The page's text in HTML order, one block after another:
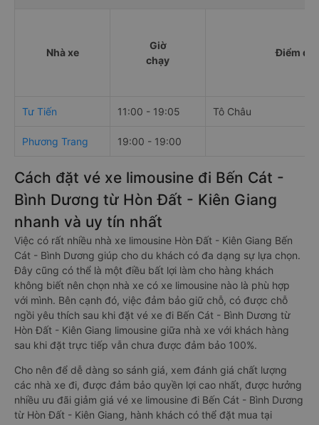
Nhà xe
Giờ
chạy
Điểm đi
Tư Tiến 11:00 - 19:05 Tô Châu
Phương Trang 19:00 - 19:00
Cách đặt vé xe limousine đi Bến Cát -
Bình Dương từ Hòn Đất - Kiên Giang
nhanh và uy tín nhất
Việc có rất nhiều nhà xe limousine Hòn Đất - Kiên Giang Bến
Cát - Bình Dương giúp cho du khách có đa dạng sự lựa chọn.
Đây cũng có thể là một điều bất lợi làm cho hàng khách
không biết nên chọn nhà xe có xe limousine nào là phù hợp
với mình. Bên cạnh đó, việc đảm bảo giữ chỗ, có được chỗ
ngồi yêu thích sau khi đặt vé xe đi Bến Cát - Bình Dương từ
Hòn Đất - Kiên Giang limousine giữa nhà xe với khách hàng
sau khi đặt trực tiếp vẫn chưa được đảm bảo 100%.
Cho nên để dễ dàng so sánh giá, xem đánh giá chất lượng
các nhà xe đi, được đảm bảo quyền lợi cao nhất, được hưởng
nhiều ưu đãi giảm giá vé xe limousine đi Bến Cát - Bình Dương
từ Hòn Đất - Kiên Giang, hành khách có thể đặt mua tại